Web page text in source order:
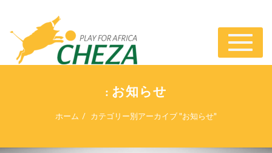
ナ
ビ
ゲ
り
: お知らせ
ホーム カテゴリー別アーカイブ "お知らせ"